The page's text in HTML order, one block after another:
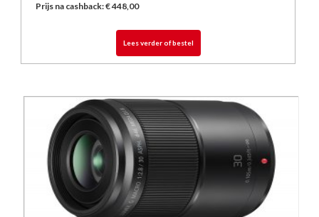
Prijs na cashback: € 448,00
Lees verder of bestel